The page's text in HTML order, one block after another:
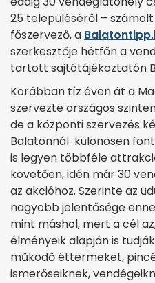
25 településéről –
főszervező, a
szerkesztője hétfőn a
tartott sajtótájékoztatón
Korábban tíz éven át a
szervezte országos
de a központi szervezés
Balatonnál különösen
is legyen többféle
követően, idén már 30
az akcióhoz. Szerinte az
nagyobb jelentősége
mint máshol, mert a cél
élményeik alapján is
működő éttermeket,
ismerőseiknek,